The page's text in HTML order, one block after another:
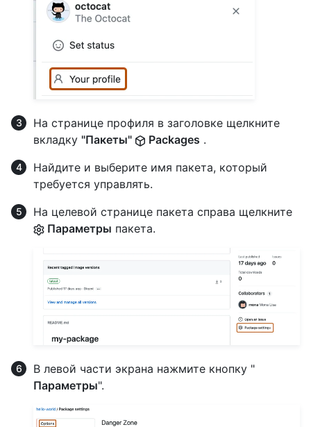
На странице профиля в заголовке щелкните
вкладку "Пакеты" Packages .
Найдите и выберите имя пакета, который
требуется управлять.
На целевой странице пакета справа щелкните
Параметры пакета.
В левой части экрана нажмите кнопку "
Параметры".